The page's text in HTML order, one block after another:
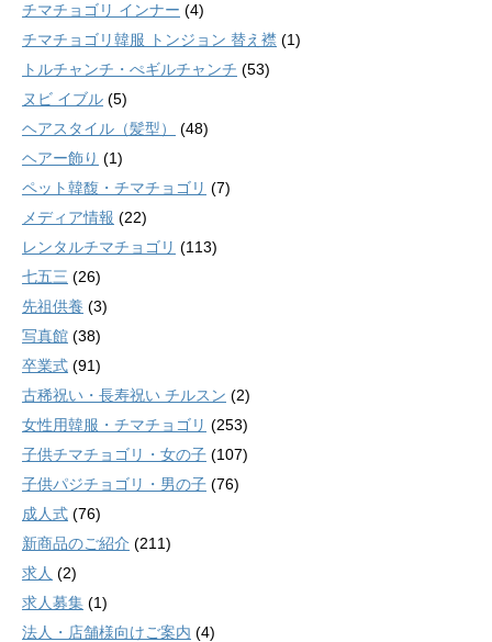
チマチョゴリ インナー (4)
チマチョゴリ韓服 トンジョン 替え襟 (1)
トルチャンチ・ぺギルチャンチ (53)
ヌビ イブル (5)
ヘアスタイル（髪型）
(48)
ヘアー飾り (1)
ペット韓馥・チマチョゴリ (7)
メディア情報 (22)
レンタルチマチョゴリ (113)
七五三 (26)
先祖供養 (3)
写真館 (38)
卒業式 (91)
古稀祝い・長寿祝い チルスン (2)
女性用韓服・チマチョゴリ (253)
子供チマチョゴリ・女の子 (107)
子供パジチョゴリ・男の子 (76)
成人式 (76)
新商品のご紹介 (211)
求人 (2)
求人募集 (1)
法人・店舗様向けご案内 (4)